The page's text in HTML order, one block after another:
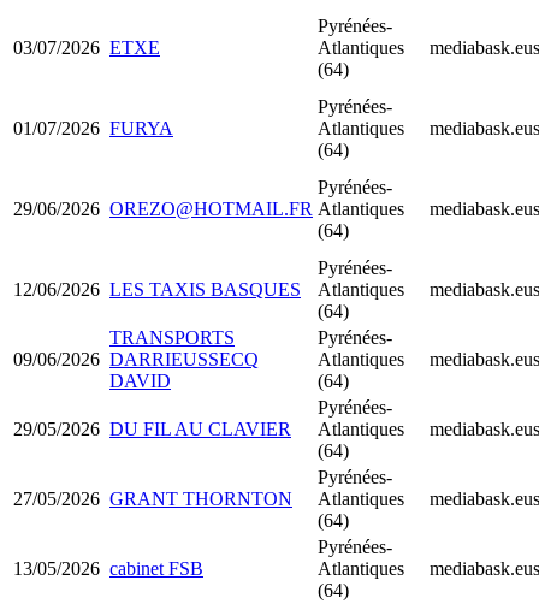
03/07/2026 ETXE
Pyrénées-
Atlantiques
(64)
mediabask.eus
01/07/2026 FURYA
Pyrénées-
Atlantiques
(64)
mediabask.eus
29/06/2026 OREZO@HOTMAIL.FR
Pyrénées-
Atlantiques
(64)
mediabask.eus
12/06/2026 LES TAXIS BASQUES
Pyrénées-
Atlantiques
(64)
mediabask.eus
09/06/2026
TRANSPORTS
DARRIEUSSECQ
DAVID
Pyrénées-
Atlantiques
(64)
mediabask.eus
29/05/2026 DU FIL AU CLAVIER
Pyrénées-
Atlantiques
(64)
mediabask.eus
27/05/2026 GRANT THORNTON
Pyrénées-
Atlantiques
(64)
mediabask.eus
13/05/2026 cabinet FSB
Pyrénées-
Atlantiques
(64)
mediabask.eus